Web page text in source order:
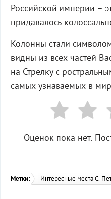
Российской империи –
придавалось
Колонны стали
видны из всех частей
на Стрелку с
самых узнаваемых в
Оценок пока нет.
Метки: Интересные места С.-